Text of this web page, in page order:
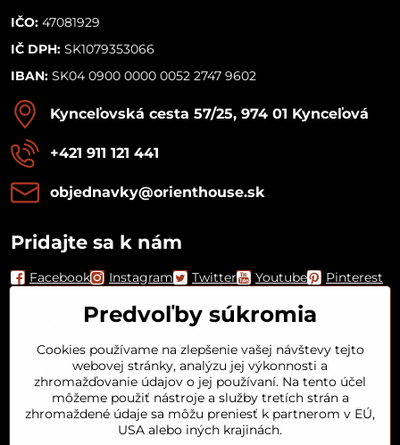
IČO: 47081929
IČ DPH: SK1079353066
IBAN: SK04 0900 0000 0052 2747 9602
Kynceľovská cesta 57/25, 974 01 Kynceľová
+421 911 121 441
objednavky​@orienthouse​.sk
Pridajte sa k nám
Facebook Instagram Twitter Youtube Pinterest
Predvoľby súkromia
Cookies používame na zlepšenie vašej návštevy tejto
webovej stránky, analýzu jej výkonnosti a
zhromažďovanie údajov o jej používaní. Na tento účel
môžeme použiť nástroje a služby tretích strán a
zhromaždené údaje sa môžu preniesť k partnerom v EÚ,
USA alebo iných krajinách.